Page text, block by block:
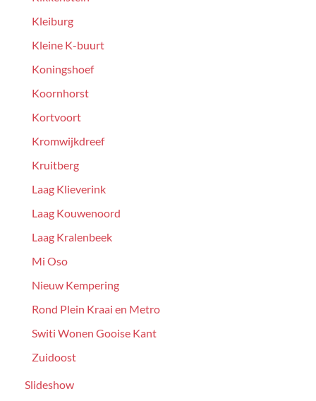
Kleiburg
Kleine K-buurt
Koningshoef
Koornhorst
Kortvoort
Kromwijkdreef
Kruitberg
Laag Klieverink
Laag Kouwenoord
Laag Kralenbeek
Mi Oso
Nieuw Kempering
Rond Plein Kraai en Metro
Switi Wonen Gooise Kant
Zuidoost
Slideshow